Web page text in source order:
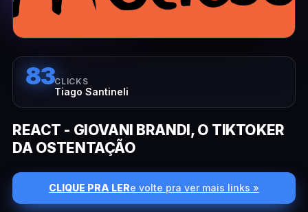
83CLICKS
Tiago Santineli
REACT - GIOVANI BRANDI, O TIKTOKER
DA OSTENTAÇÃO
CLIQUE PRA LERe volte pra ver mais links »